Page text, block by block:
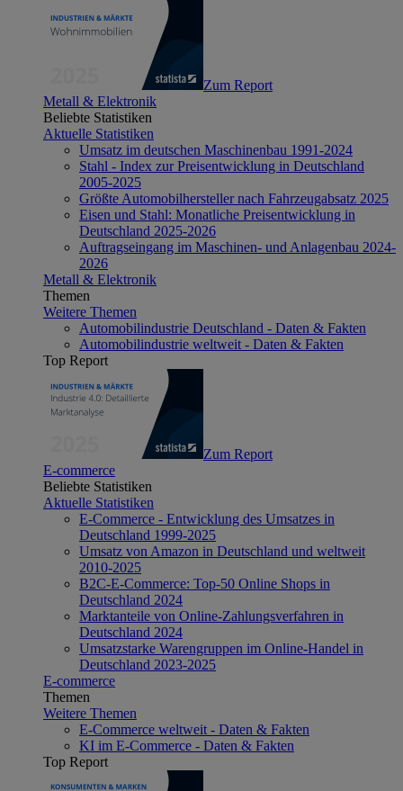
Zum Report
Metall & Elektronik
Beliebte Statistiken
Aktuelle Statistiken
Umsatz im deutschen Maschinenbau 1991-2024
Stahl - Index zur Preisentwicklung in Deutschland
2005-2025
Größte Automobilhersteller nach Fahrzeugabsatz 2025
Eisen und Stahl: Monatliche Preisentwicklung in
Deutschland 2025-2026
Auftragseingang im Maschinen- und Anlagenbau 2024-
2026
Metall & Elektronik
Themen
Weitere Themen
Automobilindustrie Deutschland - Daten & Fakten
Automobilindustrie weltweit - Daten & Fakten
Top Report
Zum Report
E-commerce
Beliebte Statistiken
Aktuelle Statistiken
E-Commerce - Entwicklung des Umsatzes in
Deutschland 1999-2025
Umsatz von Amazon in Deutschland und weltweit
2010-2025
B2C-E-Commerce: Top-50 Online Shops in
Deutschland 2024
Marktanteile von Online-Zahlungsverfahren in
Deutschland 2024
Umsatzstarke Warengruppen im Online-Handel in
Deutschland 2023-2025
E-commerce
Themen
Weitere Themen
E-Commerce weltweit - Daten & Fakten
KI im E-Commerce - Daten & Fakten
Top Report